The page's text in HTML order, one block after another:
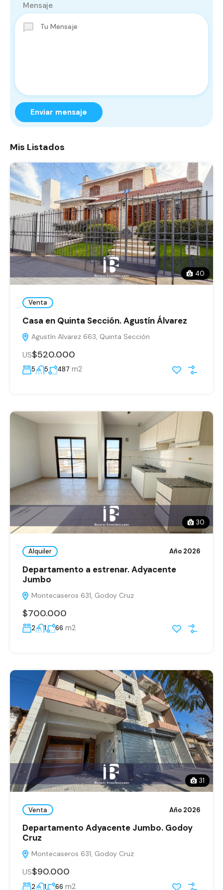
Mensaje
Enviar mensaje
Mis Listados
40
Venta
Casa en Quinta Sección. Agustín Álvarez
Agustín Alvarez 663, Quinta Sección
US$520.000
5 5 487 m2
30
Alquiler Año 2026
Departamento a estrenar. Adyacente
Jumbo
Montecaseros 631, Godoy Cruz
$700.000
2 1 66 m2
31
Venta Año 2026
Departamento Adyacente Jumbo. Godoy
Cruz
Montecaseros 631, Godoy Cruz
US$90.000
2 1 66 m2